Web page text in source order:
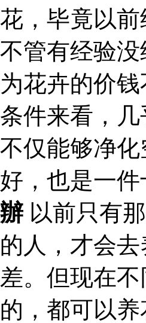
花，毕竟以
不管有经验
为花卉的价
条件来看，
不仅能够净
好，也是一
辦 以前只有
的人，才会
差。但现在
的，都可以